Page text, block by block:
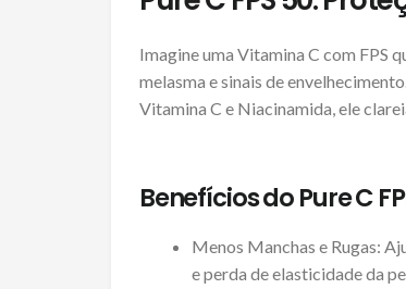
Imagine uma Vitamina C com FPS
melasma e sinais de
Vitamina C e Niacinamida, ele
Benefícios do Pure C
Menos Manchas e Rugas:
e perda de elasticidade da